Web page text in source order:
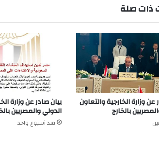
ذات صلة
عن وزارة الخارجية والتعاون
بالخارج
بيان صادر عن وزارة
الدولي والمصريين
منذ أسبوع واحد